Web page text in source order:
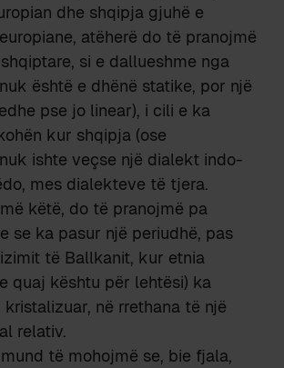
dhe shqipja gjuhë e
atëherë do të pranojmë
si e dallueshme nga
është e dhënë statike, por një
pse jo linear), i cili e ka
kur shqipja (ose
ishte veçse një dialekt indo-
mes dialekteve të tjera.
këtë, do të pranojmë pa
se ka pasur një periudhë, pas
të Ballkanit, kur etnia
quaj kështu për lehtësi) ka
në rrethana të një
relativ.
të mohojmë se, bie fjala,